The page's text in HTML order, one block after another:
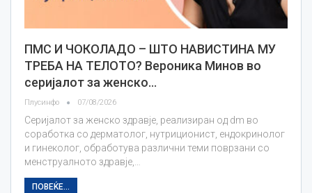
ПМС И ЧОКОЛАДО – ШТО НАВИСТИНА МУ
ТРЕБА НА ТЕЛОТО? Вероника Минов во
серијалот за женско…
Плусинфо 07/08/2026
Серијалот за женско здравје, реализиран од dm во
соработка со дерматолог, нутриционист, ендокринолог
и гинеколог, обработува различни теми поврзани со
менструалното здравје,…
ПОВЕЌЕ...